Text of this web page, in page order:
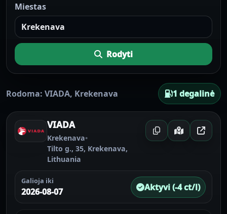
Miestas
Rodyti
Rodoma: VIADA, Krekenava 1 degalinė
VIADA
Krekenava•
Tilto g., 35, Krekenava,
Lithuania
Galioja iki
2026-08-07 Aktyvi (-4 ct/l)